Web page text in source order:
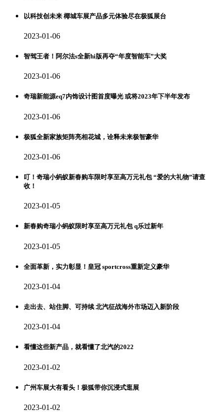
以科技创未来 椰城车展产品多元体验尽在极狐展台
2023-01-06
智驾王者！阿尔法s全新hi版再夺“年度智能车”大奖
2023-01-06
奇瑞新能源eq7内饰设计图首度曝光 或将2023年下半年发布
2023-01-06
极狐全新家族矩阵亮相花城，诠释未来极智豪华
2023-01-06
叮！奇瑞小蚂蚁新春购车限时享至高万元礼包 “爱的大礼物”请查
收！
2023-01-05
新春购奇瑞小蚂蚁限时享至高万元礼包 q乐过新年
2023-01-05
全面革新，实力彰显！皇冠 sportcross重新定义豪华
2023-01-04
走出去、站住脚、可持续 北汽征战海外市场迈入新阶段
2023-01-04
看懂这些新产品，就看懂了北汽的2022
2023-01-02
广州车展大有看头！极狐带你沉浸式逛展
2023-01-02